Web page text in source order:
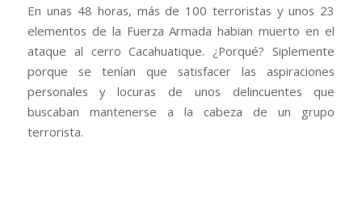
En unas 48 horas, más de 100 terroristas y unos 23
elementos de la Fuerza Armada habian muerto en el
ataque al cerro Cacahuatique. ¿Porqué? Siplemente
porque se tenían que satisfacer las aspiraciones
personales y locuras de unos delincuentes que
buscaban mantenerse a la cabeza de un grupo
terrorista.